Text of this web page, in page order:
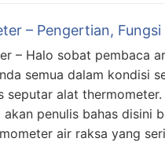
– Pengertian,
– Halo sobat pembaca
semua dalam kondisi
seputar alat
akan penulis bahas disini
air raksa yang